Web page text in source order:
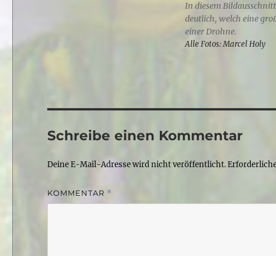
In diesem
deutlich, welch eine
einer Drohne.
Alle Fotos: Marcel Holy
Schreibe einen Kommentar
Deine E-Mail-Adresse wird nicht veröffentlicht.
KOMMENTAR *